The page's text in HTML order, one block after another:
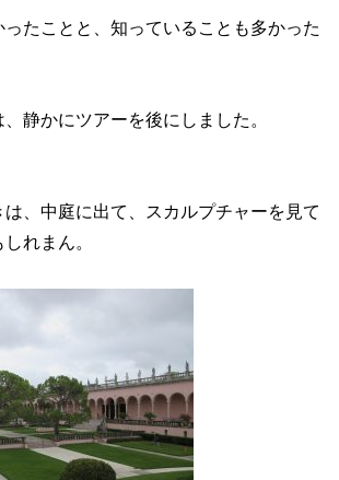
たことと、知っていることも多かった
静かにツアーを後にしました。
、中庭に出て、スカルプチャーを見て
れまん。